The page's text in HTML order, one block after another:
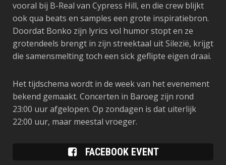
vooral bij B-Real van Cypress Hill, en die crew blijkt
ook qua beats en samples een grote inspiratiebron.
Doordat Bonko zijn lyrics vol humor stopt en ze
grotendeels brengt in zijn streektaal uit Silezië, krijgt
die samensmelting toch een sick geflipte eigen draai.
Het tijdschema wordt in de week van het evenement
bekend gemaakt. Concerten in Baroeg zijn rond
23:00 uur afgelopen. Op zondagen is dat uiterlijk
22:00 uur, maar meestal vroeger.
FACEBOOK EVENT